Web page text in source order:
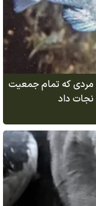
که تمام جمعیت
داد